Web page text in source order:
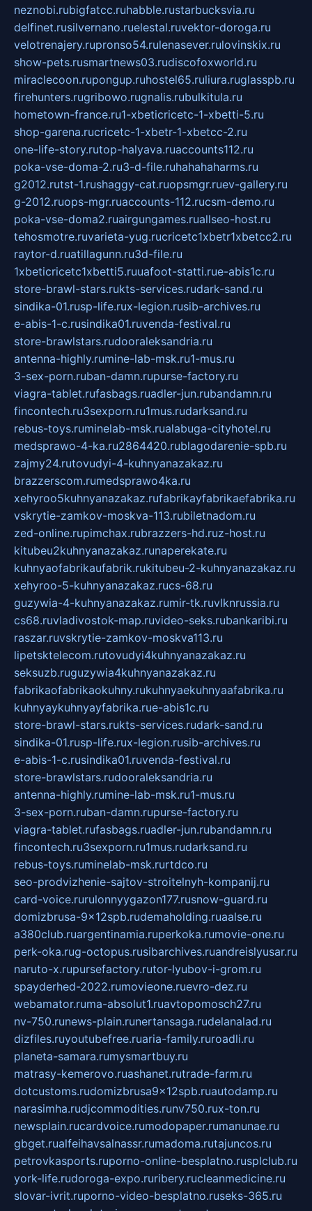
neznobi.rubigfatcc.ruhabble.rustarbucksvia.ru
delfinet.rusilvernano.ruelestal.ruvektor-doroga.ru
velotrenajery.rupronso54.rulenasever.rulovinskix.ru
show-pets.rusmartnews03.rudiscofoxworld.ru
miraclecoon.rupongup.ruhostel65.ruliura.ruglasspb.ru
firehunters.rugribowo.rugnalis.rubulkitula.ru
hometown-france.ru1-xbeticricetc-1-xbetti-5.ru
shop-garena.rucricetc-1-xbetr-1-xbetcc-2.ru
one-life-story.rutop-halyava.ruaccounts112.ru
poka-vse-doma-2.ru3-d-file.ruhahahaharms.ru
g2012.rutst-1.rushaggy-cat.ruopsmgr.ruev-gallery.ru
g-2012.ruops-mgr.ruaccounts-112.rucsm-demo.ru
poka-vse-doma2.ruairgungames.ruallseo-host.ru
tehosmotre.ruvarieta-yug.rucricetc1xbetr1xbetcc2.ru
raytor-d.ruatillagunn.ru3d-file.ru
1xbeticricetc1xbetti5.ruuafoot-statti.rue-abis1c.ru
store-brawl-stars.rukts-services.rudark-sand.ru
sindika-01.rusp-life.rux-legion.rusib-archives.ru
e-abis-1-c.rusindika01.ruvenda-festival.ru
store-brawlstars.rudooraleksandria.ru
antenna-highly.rumine-lab-msk.ru1-mus.ru
3-sex-porn.ruban-damn.rupurse-factory.ru
viagra-tablet.rufasbags.ruadler-jun.rubandamn.ru
fincontech.ru3sexporn.ru1mus.rudarksand.ru
rebus-toys.ruminelab-msk.rualabuga-cityhotel.ru
medsprawo-4-ka.ru2864420.rublagodarenie-spb.ru
zajmy24.rutovudyi-4-kuhnyanazakaz.ru
brazzerscom.rumedsprawo4ka.ru
xehyroo5kuhnyanazakaz.rufabrikayfabrikaefabrika.ru
vskrytie-zamkov-moskva-113.rubiletnadom.ru
zed-online.rupimchax.rubrazzers-hd.ruz-host.ru
kitubeu2kuhnyanazakaz.runaperekate.ru
kuhnyaofabrikaufabrik.rukitubeu-2-kuhnyanazakaz.ru
xehyroo-5-kuhnyanazakaz.rucs-68.ru
guzywia-4-kuhnyanazakaz.rumir-tk.ruvlknrussia.ru
cs68.ruvladivostok-map.ruvideo-seks.rubankaribi.ru
raszar.ruvskrytie-zamkov-moskva113.ru
lipetsktelecom.rutovudyi4kuhnyanazakaz.ru
seksuzb.ruguzywia4kuhnyanazakaz.ru
fabrikaofabrikaokuhny.rukuhnyaekuhnyaafabrika.ru
kuhnyaykuhnyayfabrika.rue-abis1c.ru
store-brawl-stars.rukts-services.rudark-sand.ru
sindika-01.rusp-life.rux-legion.rusib-archives.ru
e-abis-1-c.rusindika01.ruvenda-festival.ru
store-brawlstars.rudooraleksandria.ru
antenna-highly.rumine-lab-msk.ru1-mus.ru
3-sex-porn.ruban-damn.rupurse-factory.ru
viagra-tablet.rufasbags.ruadler-jun.rubandamn.ru
fincontech.ru3sexporn.ru1mus.rudarksand.ru
rebus-toys.ruminelab-msk.rurtdco.ru
seo-prodvizhenie-sajtov-stroitelnyh-kompanij.ru
card-voice.rurulonnyygazon177.rusnow-guard.ru
domizbrusa-9x12spb.rudemaholding.ruaalse.ru
a380club.ruargentinamia.ruperkoka.rumovie-one.ru
perk-oka.rug-octopus.rusibarchives.ruandreislyusar.ru
naruto-x.rupursefactory.rutor-lyubov-i-grom.ru
spayderhed-2022.rumovieone.ruevro-dez.ru
webamator.ruma-absolut1.ruavtopomosch27.ru
nv-750.runews-plain.runertansaga.rudelanalad.ru
dizfiles.ruyoutubefree.ruaria-family.ruroadli.ru
planeta-samara.rumysmartbuy.ru
matrasy-kemerovo.ruashanet.rutrade-farm.ru
dotcustoms.rudomizbrusa9x12spb.ruautodamp.ru
narasimha.rudjcommodities.runv750.rux-ton.ru
newsplain.rucardvoice.rumodopaper.rumanunae.ru
gbget.rualfeihavsalnassr.rumadoma.rutajuncos.ru
petrovkasports.ruporno-online-besplatno.rusplclub.ru
york-life.rudoroga-expo.ruribery.rucleanmedicine.ru
slovar-ivrit.ruporno-video-besplatno.ruseks-365.ru